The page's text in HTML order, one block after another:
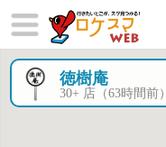
徳樹庵
30+ 店（63時間前）